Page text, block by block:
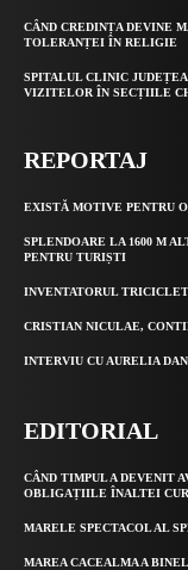
CÂND CREDINȚA DEVINE
TOLERANȚEI ÎN RELIGIE
SPITALUL CLINIC
VIZITELOR ÎN SECȚIILE
REPORTAJ
EXISTĂ MOTIVE PENTRU
SPLENDOARE LA 1600 M
PENTRU TURIȘTI
INVENTATORUL
CRISTIAN NICULAE,
INTERVIU CU AURELIA
EDITORIAL
CÂND TIMPUL A DEVENIT
OBLIGAȚIILE ÎNALTEI
MARELE SPECTACOL AL
MAREA CACEALMA A